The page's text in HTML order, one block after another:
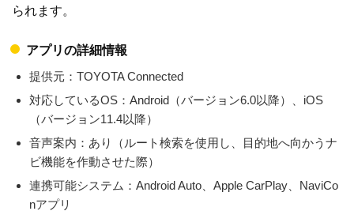
られます。
アプリの詳細情報
提供元：TOYOTA Connected
対応しているOS：Android（バージョン6.0以降）、iOS
（バージョン11.4以降）
音声案内：あり（ルート検索を使用し、目的地へ向かうナ
ビ機能を作動させた際）
連携可能システム：Android Auto、Apple CarPlay、NaviCo
nアプリ